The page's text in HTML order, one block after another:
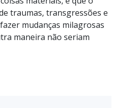
traumas, transgressões e
mudanças milagrosas
maneira não seriam